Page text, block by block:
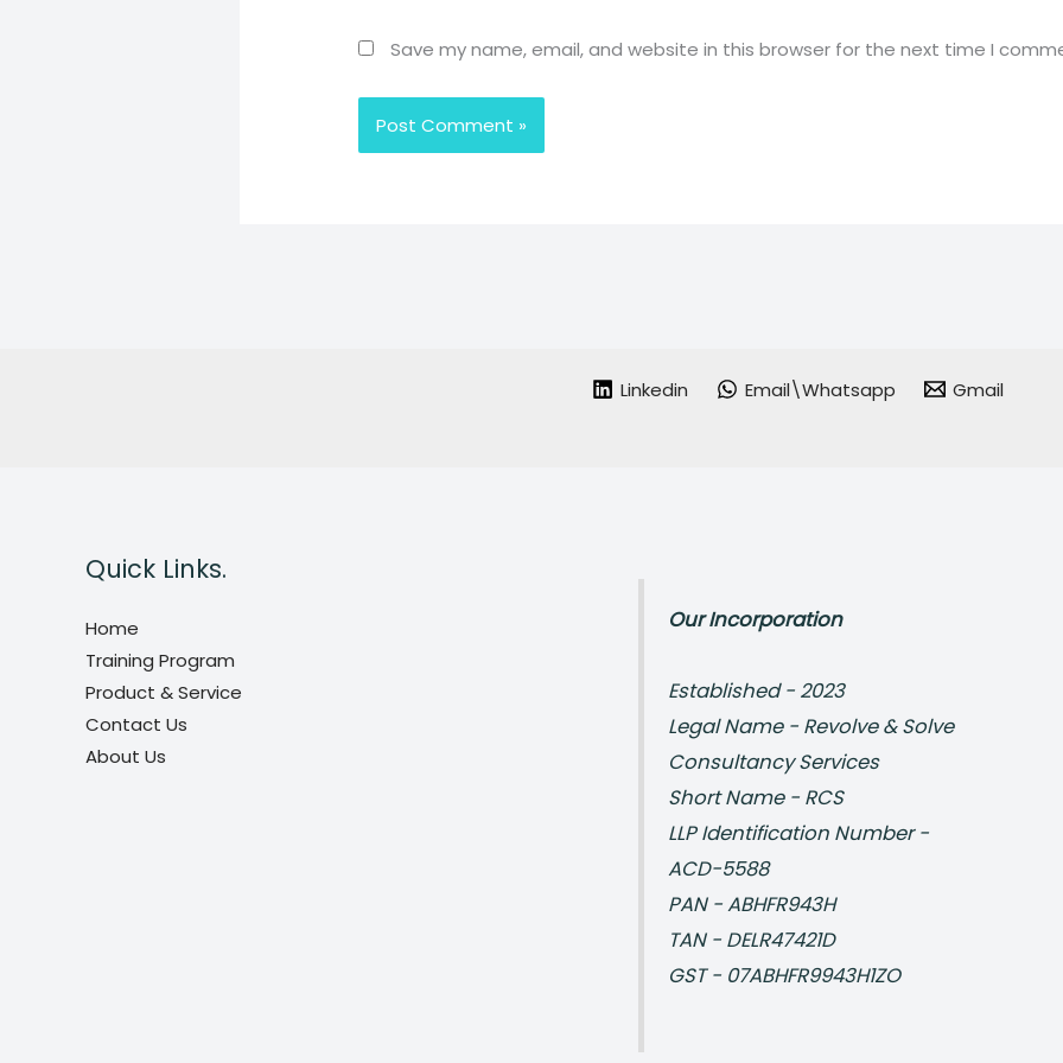
Save my name, email, and website in this browser for the next time I
Linkedin Email\Whatsapp Gmail
Quick Links.
Home
Training Program
Product & Service
Contact Us
About Us
Our Incorporation
Established - 2023
Legal Name - Revolve & Solve
Consultancy Services
Short Name - RCS
LLP Identification Number -
ACD-5588
PAN - ABHFR943H
TAN - DELR47421D
GST - 07ABHFR9943H1ZO